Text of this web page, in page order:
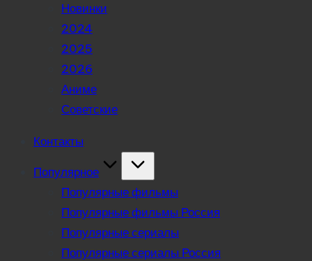
Новинки
2024
2025
2026
Аниме
Советские
Контакты
Популярное
Популярные фильмы
Популярные фильмы Россия
Популярные сериалы
Популярные сериалы Россия